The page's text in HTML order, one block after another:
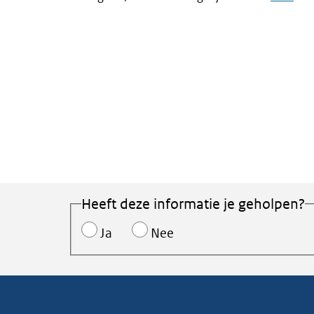
Heeft deze informatie je geholpen?
Ja Nee